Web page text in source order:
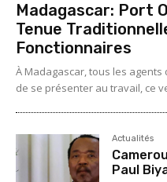
Madagascar: Port
Tenue
Fonctionnaires
À Madagascar, tous les
de se présenter au travail, ce
Actualités
Paul